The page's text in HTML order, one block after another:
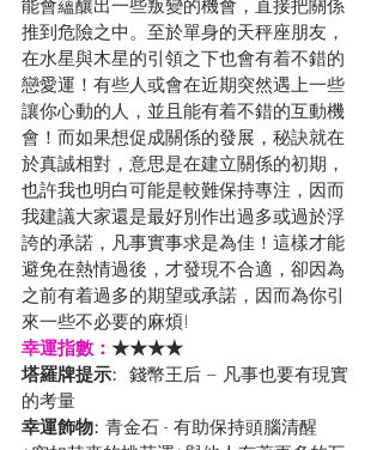
能會蘊釀出一些叛變的機會，直接把關係
推到危險之中。至於單身的天秤座朋友，
在水星與木星的引領之下也會有着不錯的
戀愛運！有些人或會在近期突然遇上一些
讓你心動的人，並且能有着不錯的互動機
會！而如果想促成關係的發展，秘訣就在
於真誠相對，意思是在建立關係的初期，
也許我也明白可能是較難保持專注，因而
我建議大家還是最好別作出過多或過於浮
誇的承諾，凡事實事求是為佳！這樣才能
避免在熱情過後，才發現不合適，卻因為
之前有着過多的期望或承諾，因而為你引
來一些不必要的麻煩!
幸運指數： ★★★★
塔羅牌提示: 錢幣王后 – 凡事也要有現實
的考量
幸運飾物: 青金石 - 有助保持頭腦清醒